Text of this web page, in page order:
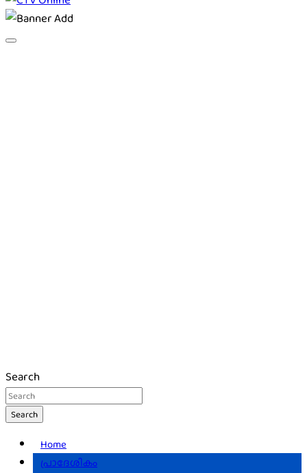
CTV Online
Search
Search
Home
പ്രാദേശികം